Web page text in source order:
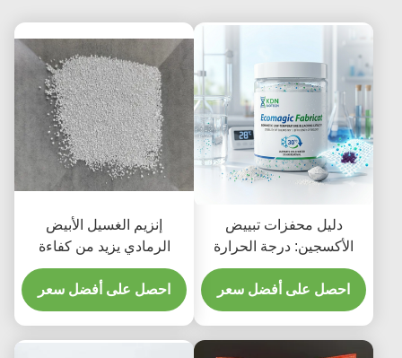
دليل محفزات تبييض
الأكسجين: درجة الحرارة
المنخفضة؟ | كيه دي ان
للتكنولوجيا الحيوية
احصل على أفضل سعر
إنزيم الغسيل الأبيض
الرمادي يزيد من كفاءة
غسيل الملابس
احصل على أفضل سعر